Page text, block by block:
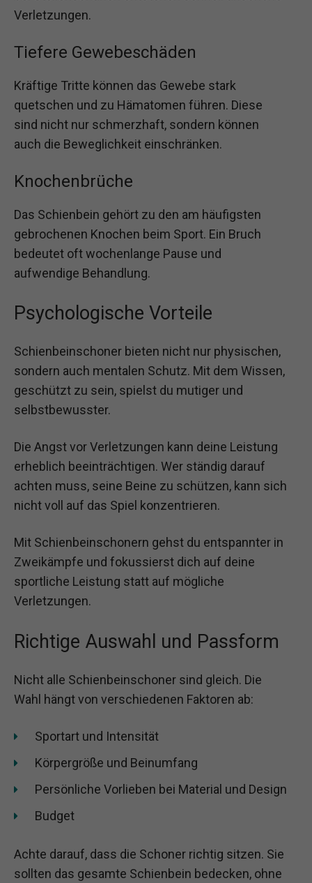
Verletzungen.
Tiefere Gewebeschäden
Kräftige Tritte können das Gewebe stark
quetschen und zu Hämatomen führen. Diese
sind nicht nur schmerzhaft, sondern können
auch die Beweglichkeit einschränken.
Knochenbrüche
Das Schienbein gehört zu den am häufigsten
gebrochenen Knochen beim Sport. Ein Bruch
bedeutet oft wochenlange Pause und
aufwendige Behandlung.
Psychologische Vorteile
Schienbeinschoner bieten nicht nur physischen,
sondern auch mentalen Schutz. Mit dem Wissen,
geschützt zu sein, spielst du mutiger und
selbstbewusster.
Die Angst vor Verletzungen kann deine Leistung
erheblich beeinträchtigen. Wer ständig darauf
achten muss, seine Beine zu schützen, kann sich
nicht voll auf das Spiel konzentrieren.
Mit Schienbeinschonern gehst du entspannter in
Zweikämpfe und fokussierst dich auf deine
sportliche Leistung statt auf mögliche
Verletzungen.
Richtige Auswahl und Passform
Nicht alle Schienbeinschoner sind gleich. Die
Wahl hängt von verschiedenen Faktoren ab:
Sportart und Intensität
Körpergröße und Beinumfang
Persönliche Vorlieben bei Material und Design
Budget
Achte darauf, dass die Schoner richtig sitzen. Sie
sollten das gesamte Schienbein bedecken, ohne